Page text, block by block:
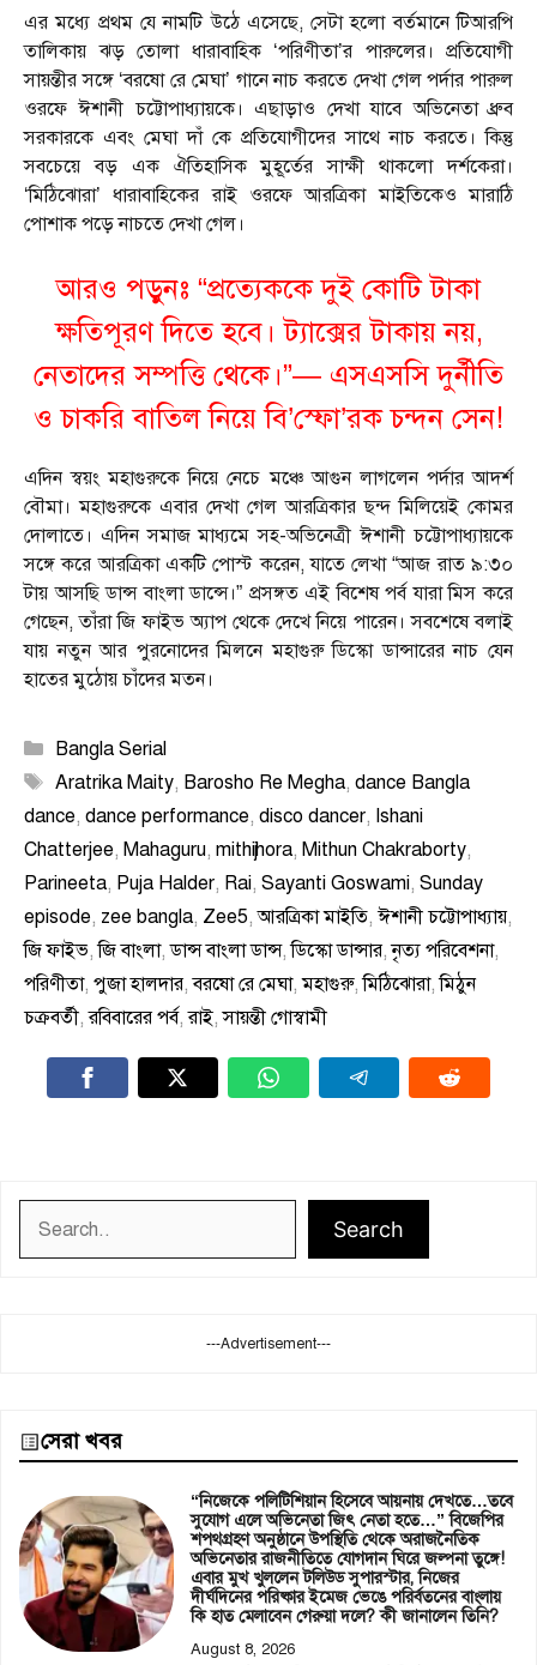
এর মধ্যে প্রথম যে নামটি উঠে এসেছে, সেটা হলো বর্তমানে টিআরপি
তালিকায় ঝড় তোলা ধারাবাহিক ‘পরিণীতা’র পারুলের। প্রতিযোগী
সায়ন্তীর সঙ্গে ‘বরষো রে মেঘা’ গানে নাচ করতে দেখা গেল পর্দার পারুল
ওরফে ঈশানী চট্টোপাধ্যায়কে। এছাড়াও দেখা যাবে অভিনেতা ধ্রুব
সরকারকে এবং মেঘা দাঁ কে প্রতিযোগীদের সাথে নাচ করতে। কিন্তু
সবচেয়ে বড় এক ঐতিহাসিক মুহূর্তের সাক্ষী থাকলো দর্শকেরা।
‘মিঠিঝোরা’ ধারাবাহিকের রাই ওরফে আরত্রিকা মাইতিকেও মারাঠি
পোশাক পড়ে নাচতে দেখা গেল।
আরও পড়ুনঃ “প্রত্যেককে দুই কোটি টাকা
ক্ষতিপূরণ দিতে হবে। ট্যাক্সের টাকায় নয়,
নেতাদের সম্পত্তি থেকে।”— এসএসসি দুর্নীতি
ও চাকরি বাতিল নিয়ে বি’স্ফো’রক চন্দন সেন!
এদিন স্বয়ং মহাগুরুকে নিয়ে নেচে মঞ্চে আগুন লাগলেন পর্দার আদর্শ
বৌমা। মহাগুরুকে এবার দেখা গেল আরত্রিকার ছন্দ মিলিয়েই কোমর
দোলাতে। এদিন সমাজ মাধ্যমে সহ-অভিনেত্রী ঈশানী চট্টোপাধ্যায়কে
সঙ্গে করে আরত্রিকা একটি পোস্ট করেন, যাতে লেখা “আজ রাত ৯:৩০
টায় আসছি ডান্স বাংলা ডান্সে।” প্রসঙ্গত এই বিশেষ পর্ব যারা মিস করে
গেছেন, তাঁরা জি ফাইভ অ্যাপ থেকে দেখে নিয়ে পারেন। সবশেষে বলাই
যায় নতুন আর পুরনোদের মিলনে মহাগুরু ডিস্কো ডান্সারের নাচ যেন
হাতের মুঠোয় চাঁদের মতন।
Categories
Bangla Serial
Tags
Aratrika Maity, Barosho Re Megha, dance Bangla
dance, dance performance, disco dancer, Ishani
Chatterjee, Mahaguru, mithijhora, Mithun Chakraborty,
Parineeta, Puja Halder, Rai, Sayanti Goswami, Sunday
episode, zee bangla, Zee5,আরত্রিকা মাইতি,ঈশানী চট্টোপাধ্যায়,
জি ফাইভ,জি বাংলা,ডান্স বাংলা ডান্স,ডিস্কো ডান্সার,নৃত্য পরিবেশনা,
পরিণীতা, পুজা হালদার,বরষো রে মেঘা,মহাগুরু,মিঠিঝোরা,মিঠুন
চক্রবর্তী,রবিবারের পর্ব,রাই,সায়ন্তী গোস্বামী
Search
---Advertisement---
সেরা খবর
“নিজেকে পলিটিশিয়ান হিসেবে আয়নায় দেখতে…তবে
সুযোগ এলে অভিনেতা জিৎ নেতা হতে…” বিজেপির
শপথগ্রহণ অনুষ্ঠানে উপস্থিতি থেকে অরাজনৈতিক
অভিনেতার রাজনীতিতে যোগদান ঘিরে জল্পনা তুঙ্গে!
এবার মুখ খুললেন টলিউড সুপারস্টার, নিজের
দীর্ঘদিনের পরিষ্কার ইমেজ ভেঙে পরির্বতনের বাংলায়
কি হাত মেলাবেন গেরুয়া দলে? কী জানালেন তিনি?
August 8, 2026